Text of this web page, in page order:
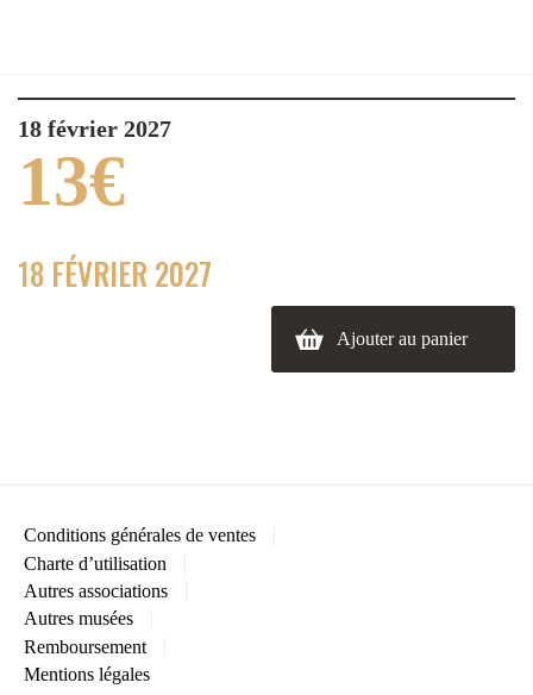
18 février 2027
13€
18 FÉVRIER 2027
Ajouter au panier
Conditions générales de ventes
Charte d’utilisation
Autres associations
Autres musées
Remboursement
Mentions légales